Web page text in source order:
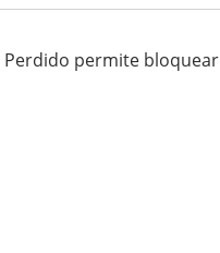
permite bloquear